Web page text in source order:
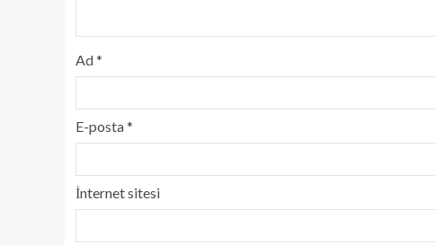
Ad*
E-posta*
İnternet sitesi